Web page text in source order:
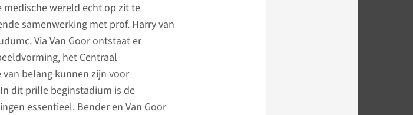
wereld echt op zit te
samenwerking met prof. Harry van
Via Van Goor ontstaat er
het Centraal
belang kunnen zijn voor
dit prille beginstadium is de
essentieel. Bender en Van Goor